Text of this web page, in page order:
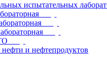
испытательных
и нефтепродуктов